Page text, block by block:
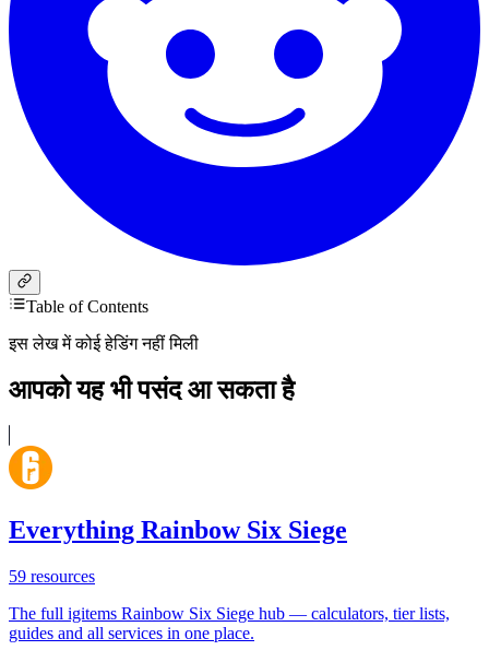
Table of Contents
इस लेख में कोई हेडिंग नहीं मिली
आपको यह भी पसंद आ सकता है
Everything Rainbow Six Siege
59 resources
The full igitems Rainbow Six Siege hub — calculators, tier lists,
guides and all services in one place.